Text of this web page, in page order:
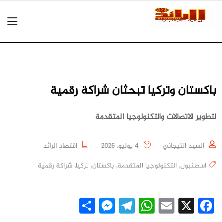
باكستان وتركيا تبحثان شراكة رقمية
لتطوير الاتصالات والتكنولوجيا المتقدمة
السيد التيجاني
اقتصاد الرائد
اسطنبول, التكنولوجيا المتقدمة, باكستان, تركيا, شراكة رقمية
Facebook
X
Email
WhatsApp
Telegram
Messenger